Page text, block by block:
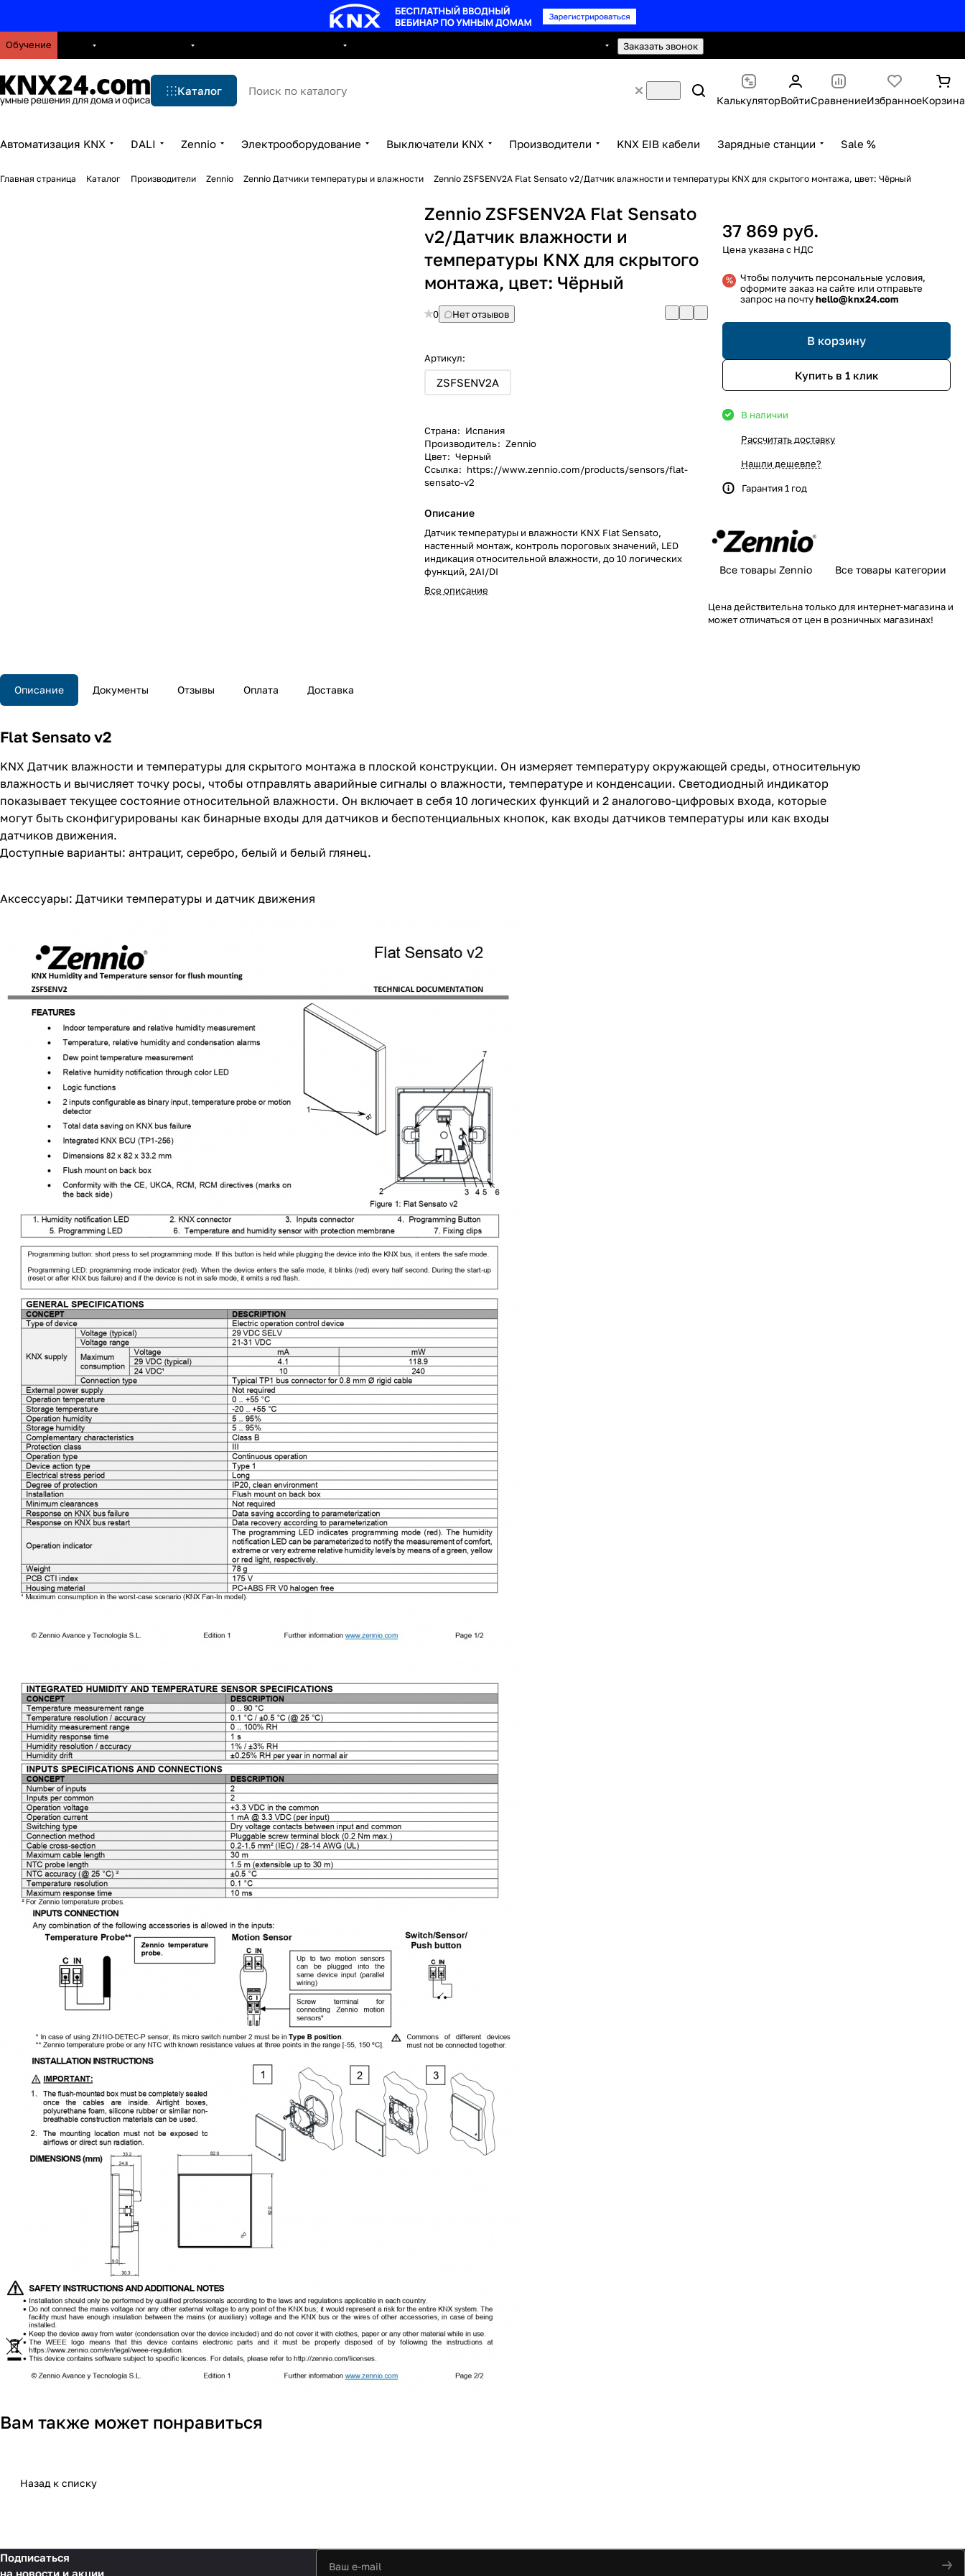
Обучение Заказать звонок
Каталог
КалькуляторВойтиСравнениеИзбранноеКорзина
Автоматизация KNX DALI Zennio Электрооборудование Выключатели KNX Производители KNX EIB кабели Зарядные станции Sale %
Главная страница Каталог Производители Zennio Zennio Датчики температуры и влажности Zennio ZSFSENV2A Flat Sensato v2/Датчик влажности и температуры KNX для скрытого монтажа, цвет: Чёрный
Zennio ZSFSENV2A Flat Sensato
v2/Датчик влажности и
температуры KNX для скрытого
монтажа, цвет: Чёрный
0 Нет отзывов
Артикул:
ZSFSENV2A
Страна: Испания
Производитель: Zennio
Цвет: Черный
Ссылка: https://www.zennio.com/products/sensors/flat-
sensato-v2
Описание
Датчик температуры и влажности KNX Flat Sensato,
настенный монтаж, контроль пороговых значений, LED
индикация относительной влажности, до 10 логических
функций, 2AI/DI
Все описание
37 869 руб.
Чтобы получить персональные условия,
оформите заказ на сайте или отправьте
запрос на почтуhello@knx24.com
В корзину
Купить в 1 клик
В наличии
Рассчитать доставку
Нашли дешевле?
Гарантия 1 год
Все товары Zennio Все товары категории
Цена действительна только для интернет-магазина и
может отличаться от цен в розничных магазинах!
Описание Документы Отзывы Оплата Доставка
Flat Sensato v2
KNX Датчик влажности и температуры для скрытого монтажа в плоской конструкции. Он измеряет температуру окружающей среды, относительную
влажность и вычисляет точку росы, чтобы отправлять аварийные сигналы о влажности, температуре и конденсации. Светодиодный индикатор
показывает текущее состояние относительной влажности. Он включает в себя 10 логических функций и 2 аналогово-цифровых входа, которые
могут быть сконфигурированы как бинарные входы для датчиков и беспотенциальных кнопок, как входы датчиков температуры или как входы
датчиков движения.
Доступные варианты: антрацит, серебро, белый и белый глянец.
Аксессуары: Датчики температуры и датчик движения
Вам также может понравиться
Назад к списку
Подписаться
на новости и акции